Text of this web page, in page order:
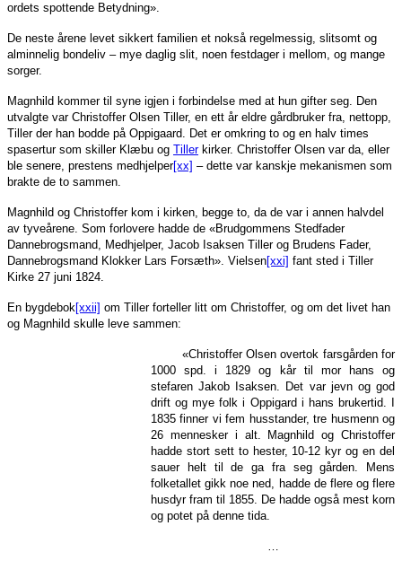
ordets spottende Betydning».
De neste årene levet sikkert familien et nokså regelmessig, slitsomt og
alminnelig bondeliv – mye daglig slit, noen festdager i mellom, og mange
sorger.
Magnhild kommer til syne igjen i forbindelse med at hun gifter seg. Den
utvalgte var Christoffer Olsen Tiller, en ett år eldre gårdbruker fra, nettopp,
Tiller der han bodde på Oppigaard. Det er omkring to og en halv times
spasertur som skiller Klæbu og Tillerkirker. Christoffer Olsen var da, eller
ble senere, prestens medhjelper[xx] – dette var kanskje mekanismen som
brakte de to sammen.
Magnhild og Christoffer kom i kirken, begge to, da de var i annen halvdel
av tyveårene. Som forlovere hadde de «Brudgommens Stedfader
Dannebrogsmand, Medhjelper, Jacob Isaksen Tiller og Brudens Fader,
Dannebrogsmand Klokker Lars Forsæth». Vielsen[xxi] fant sted i Tiller
Kirke 27 juni 1824.
En bygdebok[xxii] om Tiller forteller litt om Christoffer, og om det livet han
og Magnhild skulle leve sammen:
«Christoffer Olsen overtok farsgården for
1000 spd. i 1829 og kår til mor hans og
stefaren Jakob Isaksen. Det var jevn og god
drift og mye folk i Oppigard i hans brukertid. I
1835 finner vi fem husstander, tre husmenn og
26 mennesker i alt. Magnhild og Christoffer
hadde stort sett to hester, 10-12 kyr og en del
sauer helt til de ga fra seg gården. Mens
folketallet gikk noe ned, hadde de flere og flere
husdyr fram til 1855. De hadde også mest korn
og potet på denne tida.
…